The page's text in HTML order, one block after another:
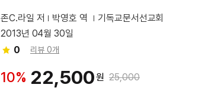
존C.라일 저 박영호 역
기독교문서선교회
2013년 04월 30일
0
리뷰 0개
10% 22,500원 25,000